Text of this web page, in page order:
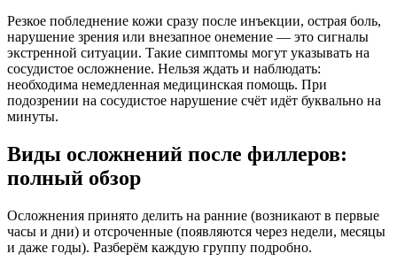
Резкое побледнение кожи сразу после инъекции, острая боль,
нарушение зрения или внезапное онемение — это сигналы
экстренной ситуации. Такие симптомы могут указывать на
сосудистое осложнение. Нельзя ждать и наблюдать:
необходима немедленная медицинская помощь. При
подозрении на сосудистое нарушение счёт идёт буквально на
минуты.
Виды осложнений после филлеров:
полный обзор
Осложнения принято делить на ранние (возникают в первые
часы и дни) и отсроченные (появляются через недели, месяцы
и даже годы). Разберём каждую группу подробно.